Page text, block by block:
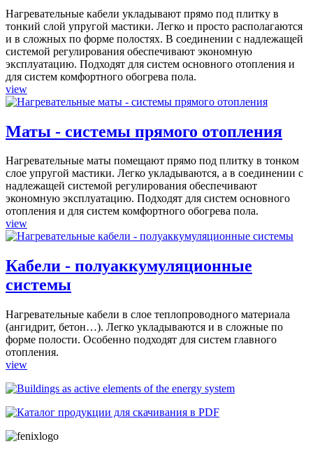
Нагревательные кабели укладывают прямо под плитку в
тонкий слой упругой мастики. Легко и просто располагаются
и в сложных по форме полостях. В соединении с надлежащей
системой регулирования обеспечивают экономную
эксплуатацию. Подходят для систем основного отопления и
для систем комфортного обогрева пола.
view
Маты - системы прямого отопления
Нагревательные маты помещают прямо под плитку в тонком
слое упругой мастики. Легко укладываются, а в соединении с
надлежащей системой регулирования обеспечивают
экономную эксплуатацию. Подходят для систем основного
отопления и для систем комфортного обогрева пола.
view
Кабели - полуаккумуляционные
системы
Нагревательные кабели в слое теплопроводного материала
(ангидрит, бетон…). Легко укладываются и в сложные по
форме полости. Особенно подходят для систем главного
отопления.
view